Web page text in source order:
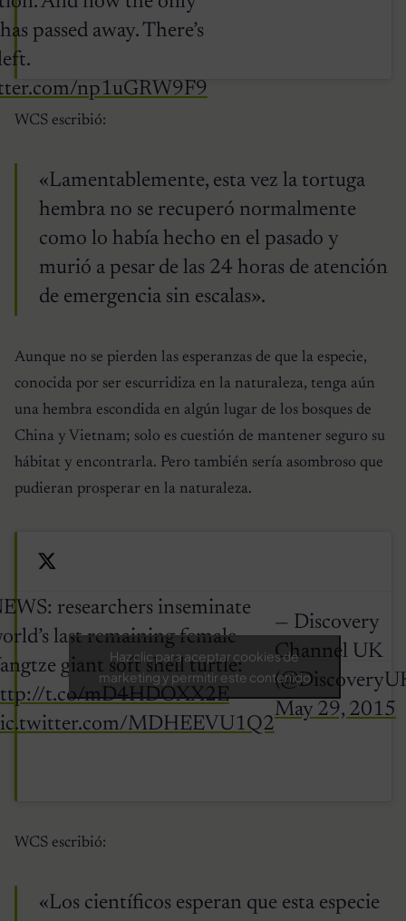
passed away. There’s
np1uGRW9F9
WCS escribió:
«Lamentablemente, esta vez la tortuga
hembra no se recuperó normalmente
como lo había hecho en el pasado y
murió a pesar de las 24 horas de atención
de emergencia sin escalas».
Aunque no se pierden las esperanzas de que la especie,
conocida por ser escurridiza en la naturaleza, tenga aún
una hembra escondida en algún lugar de los bosques de
China y Vietnam; solo es cuestión de mantener seguro su
hábitat y encontrarla. Pero también sería asombroso que
pudieran prosperar en la naturaleza.
researchers inseminate
last remaining female
giant soft shell turtle:
t.co/mD4HDOXX2E
MDHEEVU1Q2
— Discovery
Channel UK
May 29, 2015
Haz clic para aceptar cookies de
marketing y permitir este contenido
WCS escribió:
«Los científicos esperan que esta especie